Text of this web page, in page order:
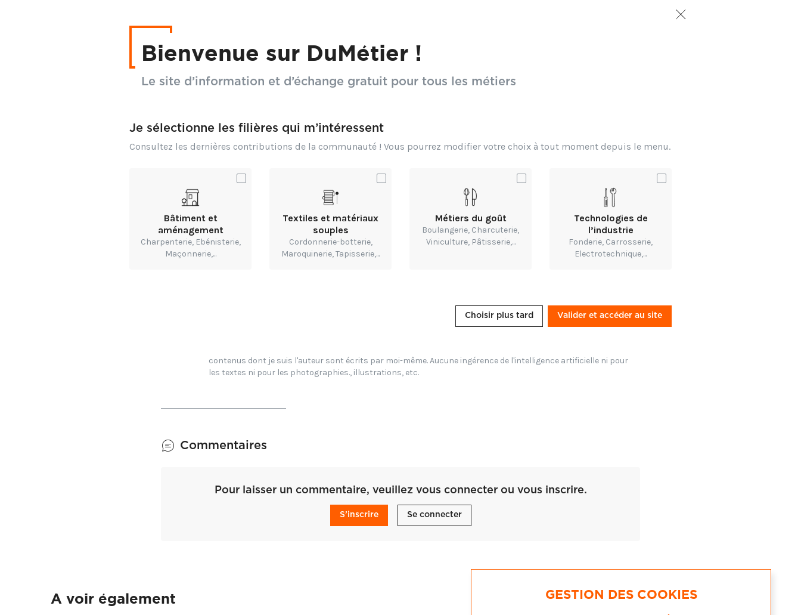
Ville de La Flèche, en France. Démonté, mis dans des caisses et transporté à Montréal, il reprendra
forme quelque 25 ans ans plus tard sous les doigts de deux compagnons charpentiers du Devoir du
l'évolution du métier, l'usage des outils, les ajustements préconisés.
contenus dont je suis l'auteur sont écrits par moi-même. Aucune ingérence de l'intelligence artificielle ni pour
les textes ni pour les photographies., illustrations, etc.
Commentaires
Pour laisser un commentaire, veuillez vous connecter ou vous inscrire.
S’inscrire Se connecter
A voir également GESTION DES COOKIES
Bienvenue sur DuMétier !
Le site d’information et d’échange gratuit pour tous les métiers
Je sélectionne les filières qui m’intéressent
Consultez les dernières contributions de la communauté ! Vous pourrez modifier votre choix à tout moment depuis le menu.
Bâtiment et
aménagement
Charpenterie, Ebénisterie,
Maçonnerie,...
Textiles et matériaux
souples
Cordonnerie-botterie,
Maroquinerie, Tapisserie,...
Métiers du goût
Boulangerie, Charcuterie,
Viniculture, Pâtisserie,...
Technologies de
l’industrie
Fonderie, Carrosserie,
Electrotechnique,...
Choisir plus tard Valider et accéder au site